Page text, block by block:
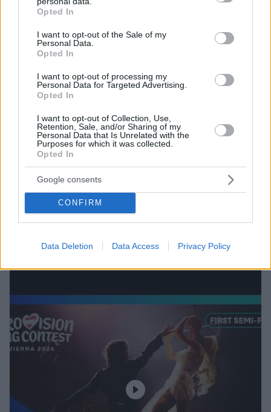
grant or deny consent to Google and its third-party tags to
use your data for below specified purposes in below Google
consent section.
Opted In
I want to opt-out of the Sale of my
Personal Data.
Opted In
I want to opt-out of processing my
Personal Data for Targeted Advertising.
Opted In
I want to opt-out of Collection, Use,
Retention, Sale, and/or Sharing of my
Personal Data that Is Unrelated with the
Purposes for which it was collected.
Opted In
Google consents
CONFIRM
Data Deletion Data Access Privacy Policy
2.Φινλανδία: Linda Lampenius x Pete Parkkonen